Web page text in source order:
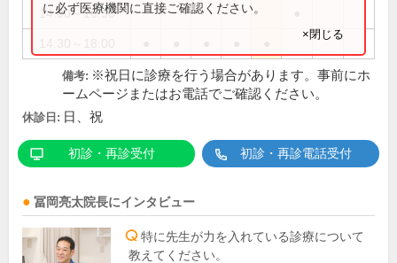
14:00～16:30
に必ず医療機関に直接ご確認ください。
×閉じる
備考: ※祝日に診療を行う場合があります。事前にホ
ームページまたはお電話でご確認ください。
休診日: 日、祝
初診・再診受付 初診・再診電話受付
冨岡亮太院長にインタビュー
特に先生が力を入れている診療について
教えてください。